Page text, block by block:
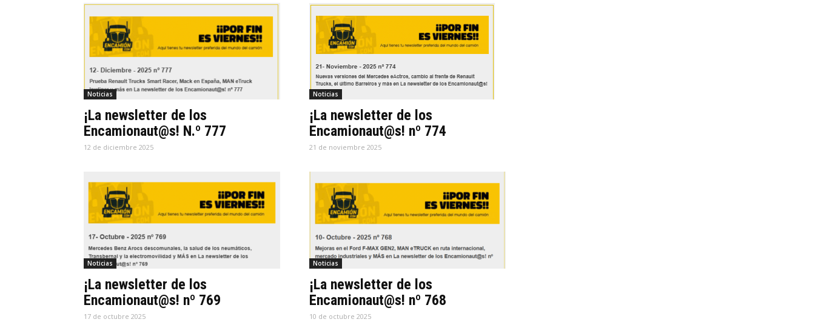
Noticias
¡La newsletter de los
Encamionaut@s! N.º 777
12 de diciembre 2025
Noticias
¡La newsletter de los
Encamionaut@s! nº 774
21 de noviembre 2025
Noticias
¡La newsletter de los
Encamionaut@s! nº 769
17 de octubre 2025
Noticias
¡La newsletter de los
Encamionaut@s! nº 768
10 de octubre 2025